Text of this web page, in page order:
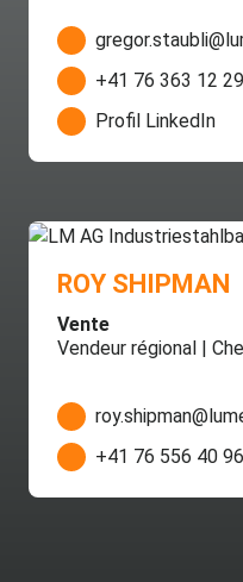
+41 76 363 12 29
Profil LinkedIn
ROY SHIPMAN
Vente
Vendeur régional |
+41 76 556 40 96